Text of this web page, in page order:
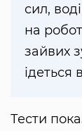
сил,
на
зайвих
ідеться
Тести